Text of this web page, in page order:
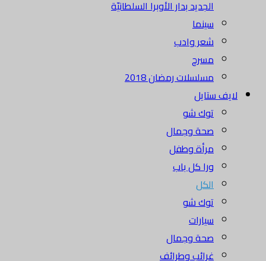
الجديد بدار الأوبرا السلطانيّة
سينما
شعر وادب
مسرح
مسلسلات رمضان 2018
لايف ستايل
توك شو
صحة وجمال
مرأة وطفل
ورا كل باب
الكل
توك شو
سيارات
صحة وجمال
غرائب وطرائف